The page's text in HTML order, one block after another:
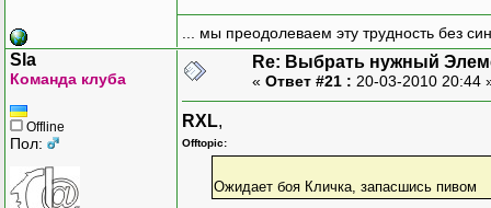
... мы преодолеваем эту трудность без
Sla
Команда клуба
Offline
Пол:
Re: Выбрать нужный
« Ответ #21 : 20-03-2010 20:44
RXL,
Offtopic:
Ожидает боя Кличка, запасшись пивом